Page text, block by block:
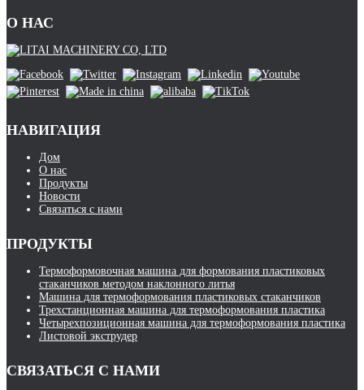
О НАС
НАВИГАЦИЯ
Дом
О нас
Продукты
Новости
Связаться с нами
ПРОДУКТЫ
Термоформовочная машина для формования пластиковых
стаканчиков методом наклонного литья
Машина для термоформования пластиковых стаканчиков
Трехстанционная машина для термоформования пластика
Четырехпозиционная машина для термоформования пластика
Листовой экструдер
СВЯЗАТЬСЯ С НАМИ